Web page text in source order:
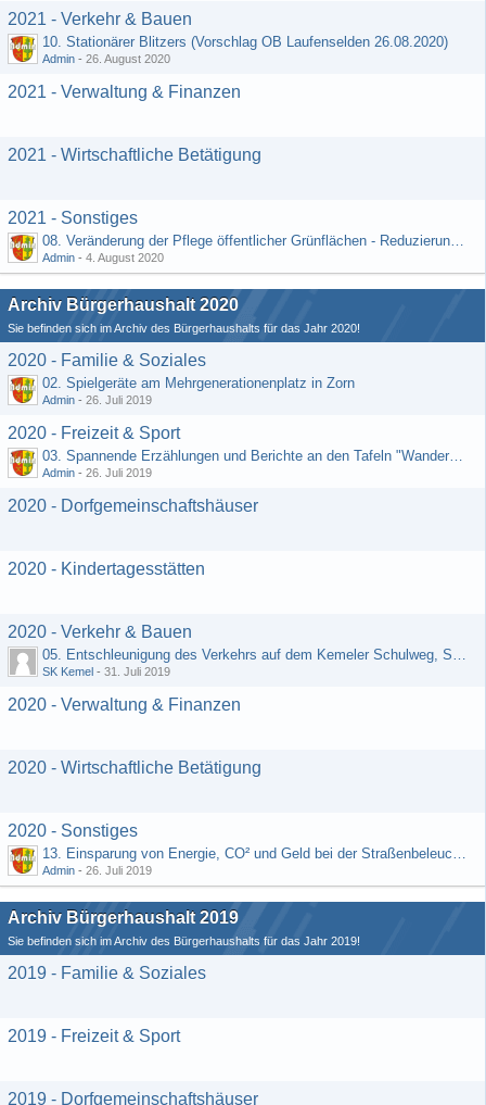
2021 - Verkehr & Bauen
10. Stationärer Blitzers (Vorschlag OB Laufenselden 26.08.2020)
Admin - 26. August 2020
2021 - Verwaltung & Finanzen
2021 - Wirtschaftliche Betätigung
2021 - Sonstiges
08. Veränderung der Pflege öffentlicher Grünflächen - Reduzierung der Kosten (Schriftlicher Vorschlag von Hr. Rädiker vom 24.07.2020)
Admin - 4. August 2020
Archiv Bürgerhaushalt 2020
Sie befinden sich im Archiv des Bürgerhaushalts für das Jahr 2020!
2020 - Familie & Soziales
02. Spielgeräte am Mehrgenerationenplatz in Zorn
Admin - 26. Juli 2019
2020 - Freizeit & Sport
03. Spannende Erzählungen und Berichte an den Tafeln "Wandernetz Wisper Trails"
Admin - 26. Juli 2019
2020 - Dorfgemeinschaftshäuser
2020 - Kindertagesstätten
2020 - Verkehr & Bauen
05. Entschleunigung des Verkehrs auf dem Kemeler Schulweg, Straße "Schäfers Resch"
SK Kemel - 31. Juli 2019
2020 - Verwaltung & Finanzen
2020 - Wirtschaftliche Betätigung
2020 - Sonstiges
13. Einsparung von Energie, CO² und Geld bei der Straßenbeleuchtung (Vorschlag von H. Rädiker, Laufenselden)
Admin - 26. Juli 2019
Archiv Bürgerhaushalt 2019
Sie befinden sich im Archiv des Bürgerhaushalts für das Jahr 2019!
2019 - Familie & Soziales
2019 - Freizeit & Sport
2019 - Dorfgemeinschaftshäuser